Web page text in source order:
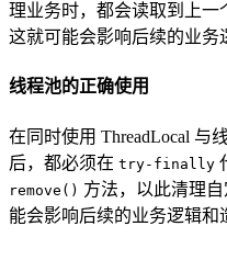
理业务时，都会读取到上一
这就可能会影响后续的业务
线程池的正确使用
在同时使用 ThreadLocal 与
后，都必须在 try-finally
remove() 方法，以此清理
能会影响后续的业务逻辑和